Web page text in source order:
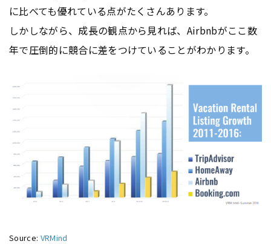
に比べても優れている点がたくさんあります。
しかしながら、成長の観点から見れば、Airbnbがここ数
年で圧倒的に競合に差をつけていることがわかります。
Source: VRMind